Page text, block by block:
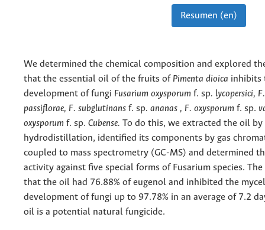
Resumen (en)
We determined the chemical composition and explored
that the essential oil of the fruits of Pimenta dioica inhibits
development of fungi Fusarium oxysporum f. sp. lycopersici,
passiflorae, F. subglutinans f. sp. ananas , F. oxysporum f. sp.
oxysporum f. sp. Cubense. To do this, we extracted the oil by
hydrodistillation, identified its components by gas
coupled to mass spectrometry (GC-MS) and determined
activity against five special forms of Fusarium species.
that the oil had 76.88% of eugenol and inhibited the
development of fungi up to 97.78% in an average of 7.2
oil is a potential natural fungicide.